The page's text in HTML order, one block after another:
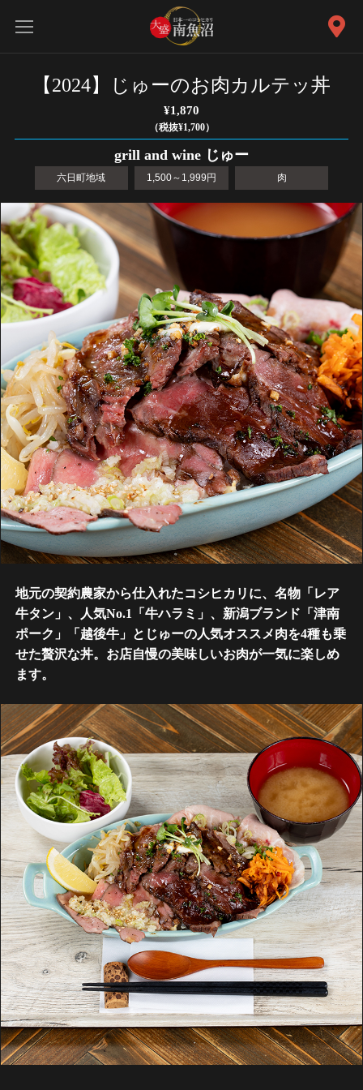
【2024】じゅーのお肉カルテッ丼
¥1,870
（税抜¥1,700）
grill and wine じゅー
六日町地域 1,500～1,999円 肉
地元の契約農家から仕入れたコシヒカリに、名物「レア
牛タン」、人気No.1「牛ハラミ」、新潟ブランド「津南
ポーク」「越後牛」とじゅーの人気オススメ肉を4種も乗
せた贅沢な丼。お店自慢の美味しいお肉が一気に楽しめ
ます。